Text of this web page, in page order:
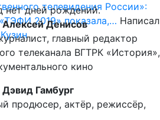
телевидения России»:
2019» показала,… Написал
нет дней рождений.
Алексей Денисов
главный редактор
телеканала ВГТРК «История»,
кино
Дэвид Гамбург
продюсер, актёр, режиссёр,